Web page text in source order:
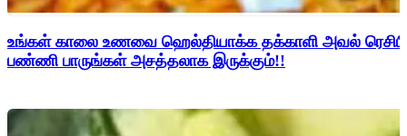
உங்கள் காலை உணவை ஹெல்தியாக்க தக்காளி அவல்
பண்ணி பாருங்கள் அசத்தலாக இருக்கும்!!